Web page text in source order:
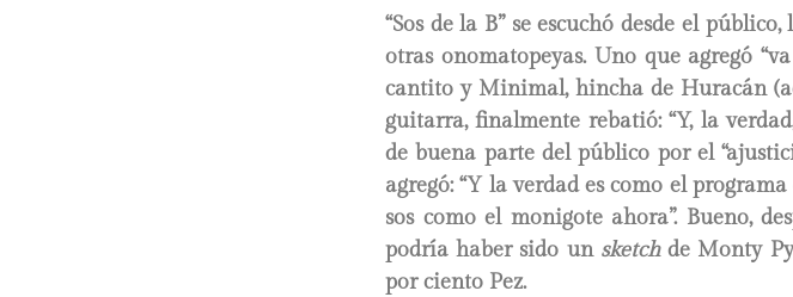
“Sos de la B” se escuchó desde el
otras onomatopeyas. Uno que agregó
cantito y Minimal, hincha de Huracán
guitarra, finalmente rebatió: “Y, la
de buena parte del público por el
agregó: “Y la verdad es como el
sos como el monigote ahora”. Bueno,
podría haber sido un sketchde Monty
por ciento Pez.